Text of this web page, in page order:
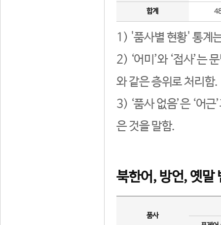
합계
1) '품사별 현황' 통계
2) ‘어미’와 ‘접사’는
와 같은 층위로 처리함.
3) ‘품사 없음’은 ‘어
은 것을 말함.
북한어, 방언, 옛말
품사